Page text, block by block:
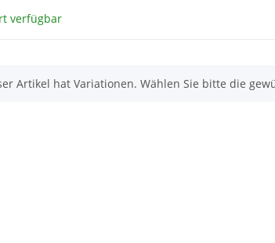
verfügbar
Artikel hat Variationen. Wählen Sie bitte die